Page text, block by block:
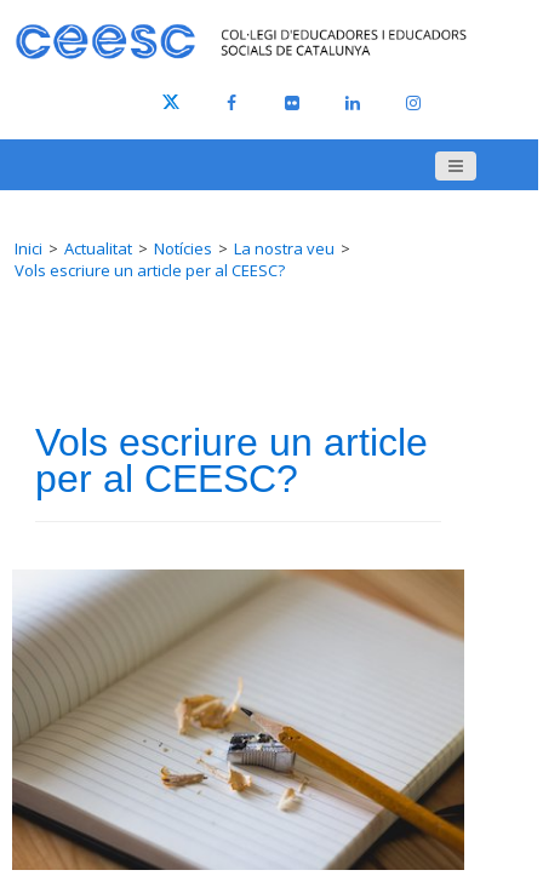
Inici Actualitat Notícies
La nostra veu
Vols escriure un article per al CEESC?
Vols escriure un article
per al CEESC?